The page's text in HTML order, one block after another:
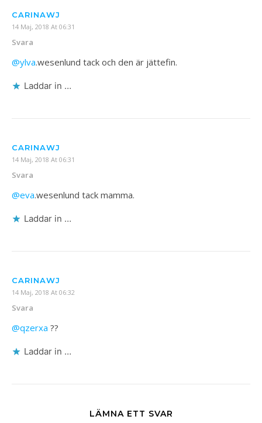
CARINAWJ
14 Maj, 2018 At 06:31
Svara
@ylva.wesenlund tack och den är jättefin.
Laddar in …
CARINAWJ
14 Maj, 2018 At 06:31
Svara
@eva.wesenlund tack mamma.
Laddar in …
CARINAWJ
14 Maj, 2018 At 06:32
Svara
@qzerxa ??
Laddar in …
LÄMNA ETT SVAR